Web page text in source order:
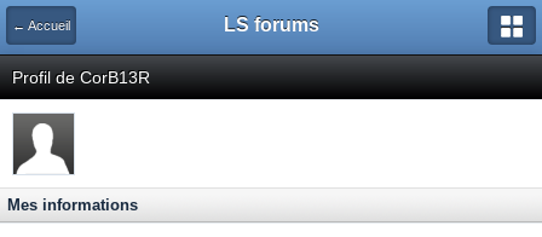
← Accueil LS forums
Profil de CorB13R
Mes informations